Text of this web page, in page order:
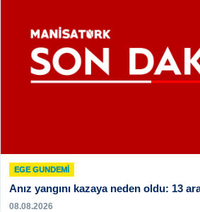
EGE GUNDEMİ
Anız yangını kazaya neden oldu: 13
08.08.2026